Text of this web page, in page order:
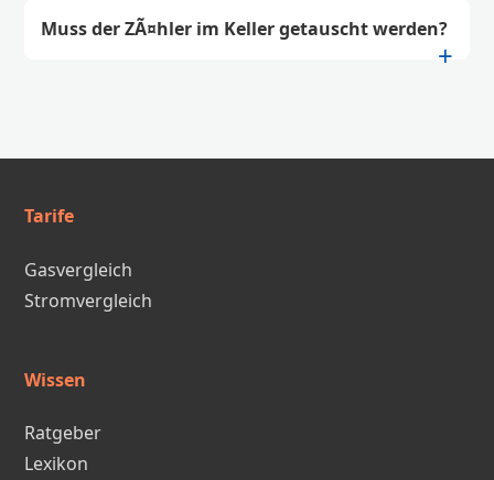
Muss der ZÃ¤hler im Keller getauscht werden?
Tarife
Gasvergleich
Stromvergleich
Wissen
Ratgeber
Lexikon